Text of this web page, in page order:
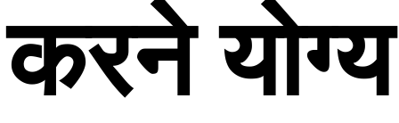
करने योग्य